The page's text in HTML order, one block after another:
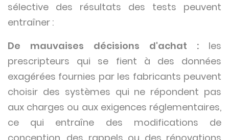
sélective des résultats des tests peuvent
entraîner :
De mauvaises décisions d'achat : les
prescripteurs qui se fient à des données
exagérées fournies par les fabricants peuvent
choisir des systèmes qui ne répondent pas
aux charges ou aux exigences réglementaires,
ce qui entraîne des modifications de